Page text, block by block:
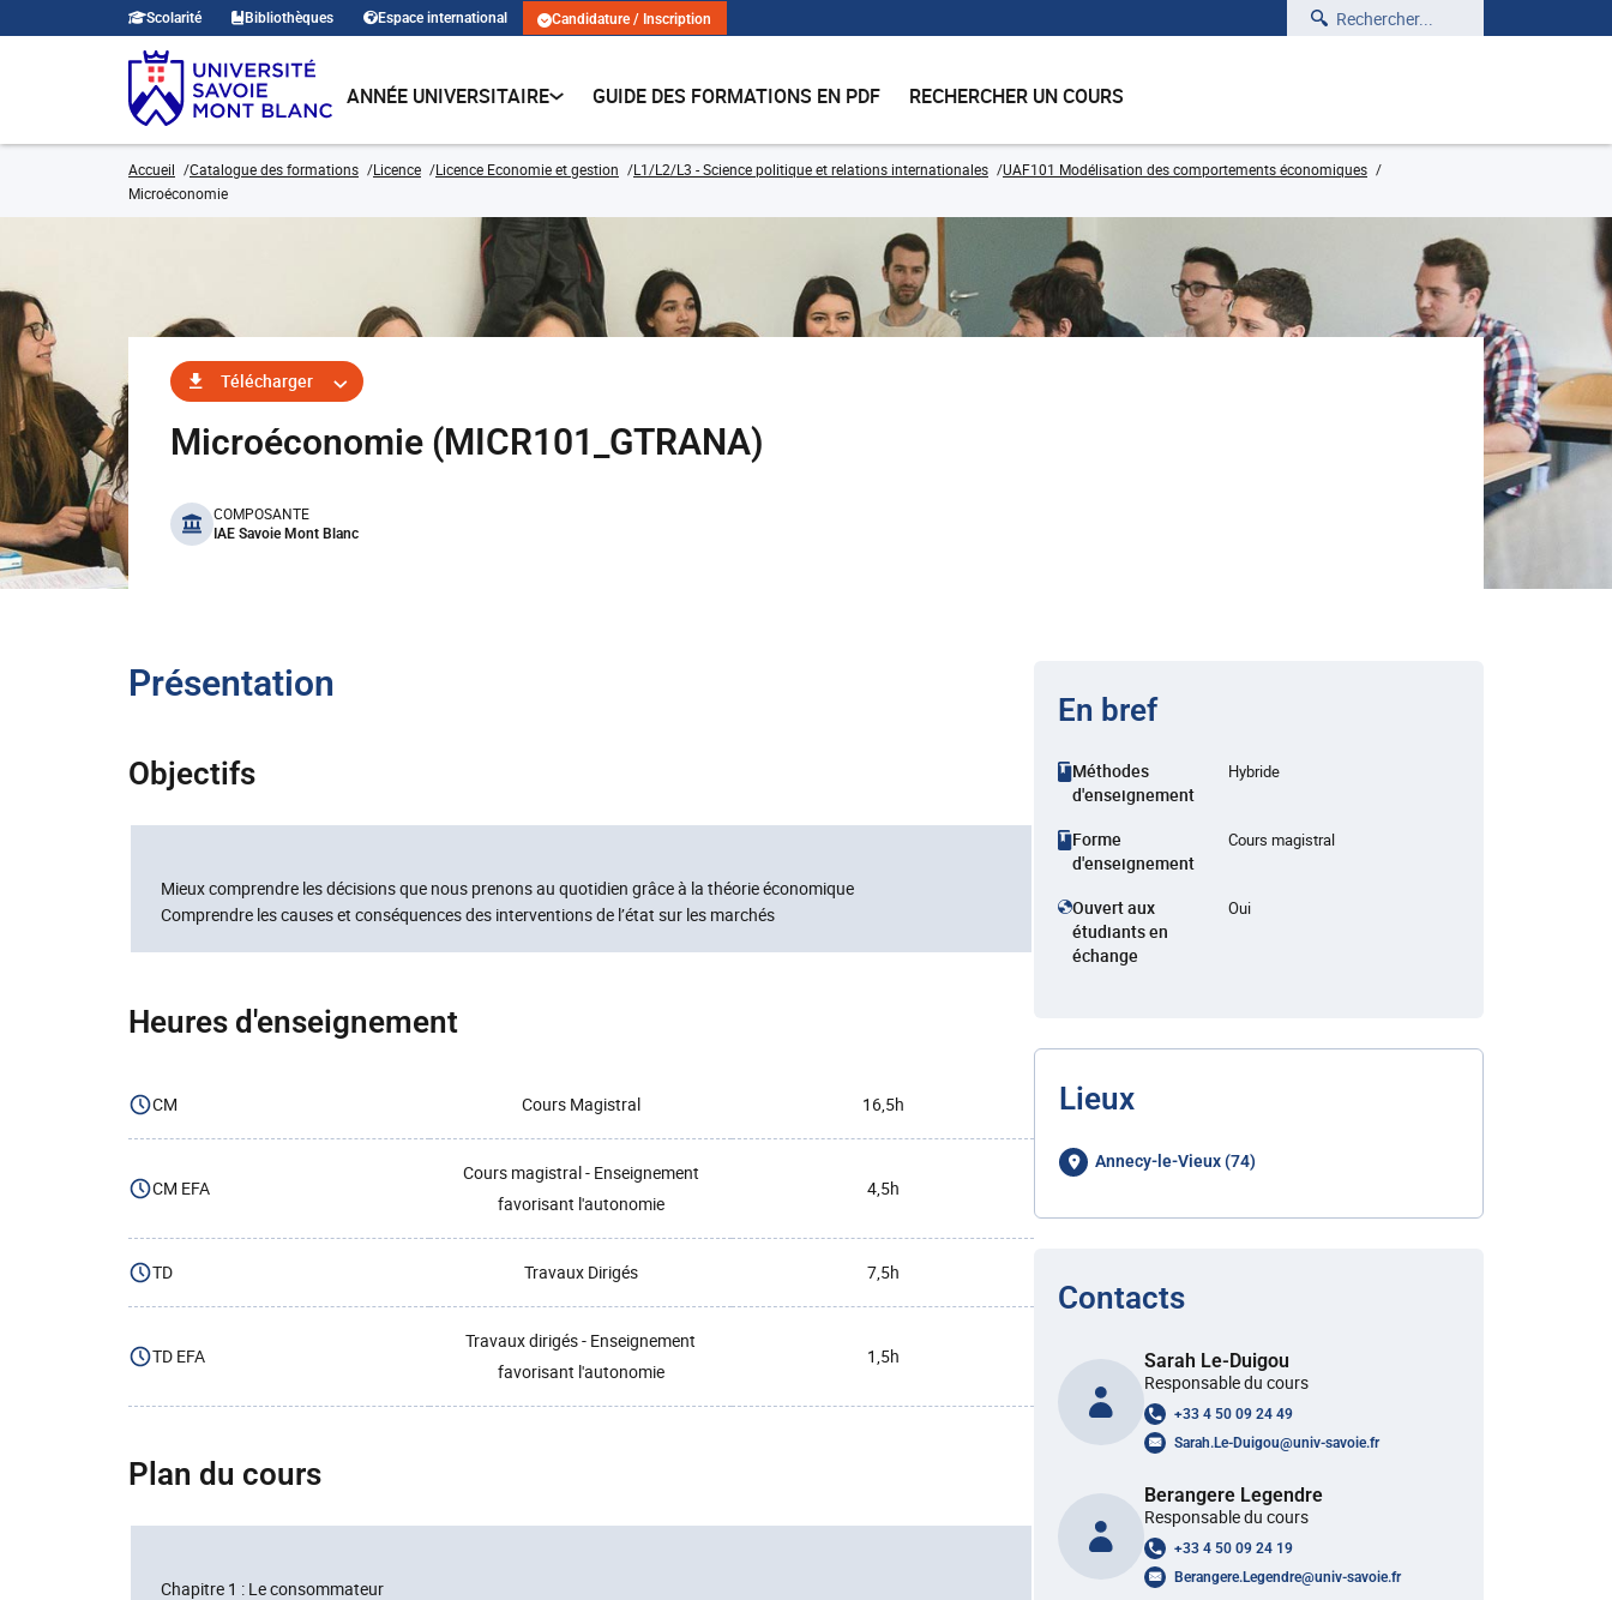
Scolarité Bibliothèques Espace international Candidature / Inscription Rechercher
ANNÉE UNIVERSITAIRE GUIDE DES FORMATIONS EN PDF RECHERCHER UN COURS
Accueil Catalogue des formations Licence Licence Economie et gestion L1/L2/L3 - Science politique et relations internationales
UAF101 Modélisation des comportements économiques
Microéconomie
Télécharger
Microéconomie (MICR101_GTRANA)
benefits
COMPOSANTE
IAE Savoie Mont Blanc
Présentation
Objectifs
Mieux comprendre les décisions que nous prenons au quotidien grâce à la théorie économique
Comprendre les causes et conséquences des interventions de l’état sur les marchés
Heures d'enseignement
CM Cours Magistral 16,5h
CM EFA
Cours magistral - Enseignement
favorisant l'autonomie
4,5h
TD Travaux Dirigés 7,5h
TD EFA
Travaux dirigés - Enseignement
favorisant l'autonomie
1,5h
Plan du cours
Chapitre 1 : Le consommateur
En bref
Méthodes
d'enseignement
Hybride
Forme
d'enseignement
Cours magistral
Ouvert aux
étudiants en
échange
Oui
Lieux
Annecy-le-Vieux (74)
Contacts
Sarah Le-Duigou
Responsable du cours
+33 4 50 09 24 49
Sarah.Le-Duigou@univ-savoie.fr
Berangere Legendre
Responsable du cours
+33 4 50 09 24 19
Berangere.Legendre@univ-savoie.fr